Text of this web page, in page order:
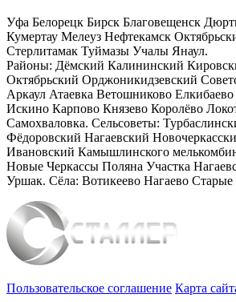
Уфа Белорецк Бирск Благовещенск
Кумертау Мелеуз Нефтекамск
Стерлитамак Туймазы Учалы Янаул.
Районы: Дёмский Калининский
Октябрьский Орджоникидзевский
Аркаул Атаевка Ветошниково
Искино Карпово Князево Королёво
Самохваловка. Сельсоветы:
Фёдоровский Нагаевский
Ивановский Камышлинского
Новые Черкассы Поляна Участка
Уршак. Сёла: Вотикеево Нагаево
Пользовательское соглашение Карта